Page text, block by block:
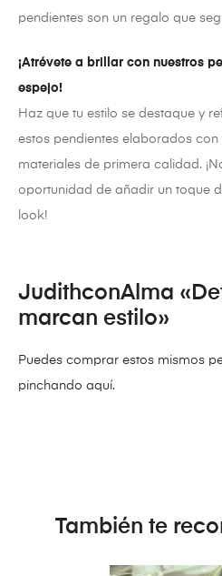
pendientes son un regalo que
¡Atrévete a brillar con nuestros
espejo!
Haz que tu estilo se destaque y
estos pendientes elaborados
materiales de primera calidad.
oportunidad de añadir un toque
look!
JudithconAlma
marcan estilo»
Puedes comprar estos mismos
pinchando aquí.
También te